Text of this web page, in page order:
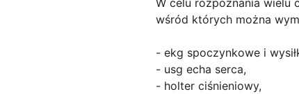
W celu rozpoznania wielu
wśród których można
- ekg spoczynkowe i
- usg echa serca,
- holter ciśnieniowy,